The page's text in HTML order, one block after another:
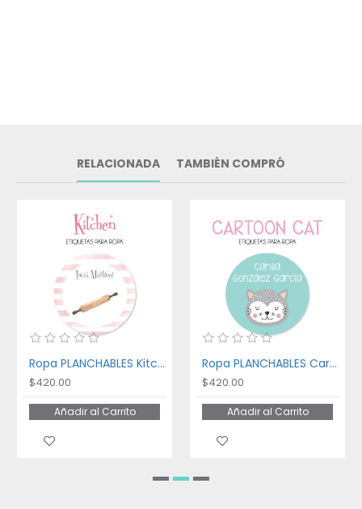
RELACIONADA TAMBIÉN COMPRÓ
Ropa PLANCHABLES Kitchen
$420.00
Añadir al Carrito
Ropa PLANCHABLES Cartoon Cat
$420.00
Añadir al Carrito